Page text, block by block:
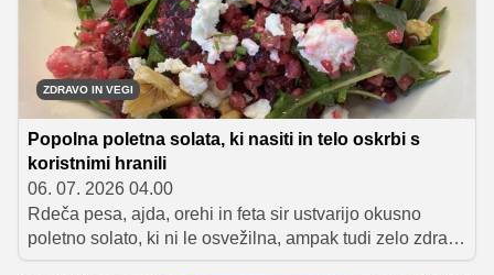
ZDRAVO IN VEGI
Popolna poletna solata, ki nasiti in telo oskrbi s
koristnimi hranili
06. 07. 2026 04.00
Rdeča pesa, ajda, orehi in feta sir ustvarijo okusno
poletno solato, ki ni le osvežilna, ampak tudi zelo zdrava
in hranljiva. Odlična izbira za lahko kosilo, večerjo ali